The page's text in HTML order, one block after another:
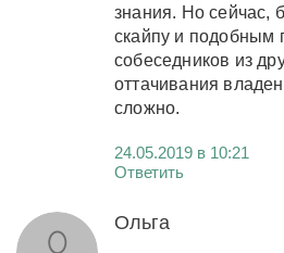
знания. Но сейчас,
скайпу и подобным
собеседников из
оттачивания
сложно.
24.05.2019 в 10:21
Ответить
Ольга